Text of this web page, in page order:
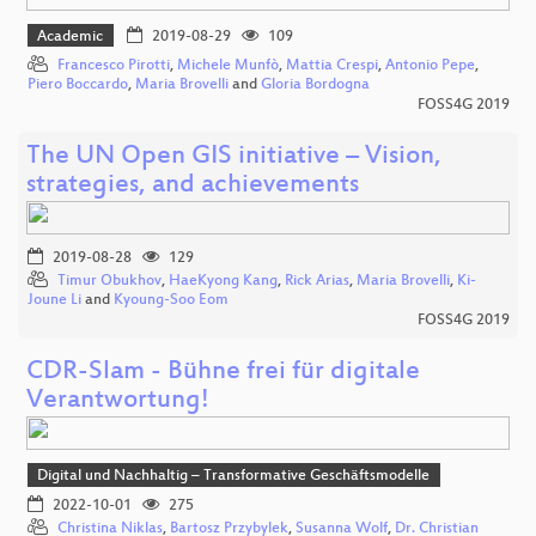
Academic 2019-08-29
109
Francesco Pirotti, Michele Munfò, Mattia Crespi, Antonio Pepe,
Piero Boccardo, Maria Brovelli and Gloria Bordogna
FOSS4G 2019
The UN Open GIS initiative – Vision,
strategies, and achievements
2019-08-28
129
Timur Obukhov, HaeKyong Kang, Rick Arias, Maria Brovelli, Ki-
Joune Li and Kyoung-Soo Eom
FOSS4G 2019
CDR-Slam - Bühne frei für digitale
Verantwortung!
Digital und Nachhaltig – Transformative Geschäftsmodelle
2022-10-01
275
Christina Niklas, Bartosz Przybylek, Susanna Wolf, Dr. Christian